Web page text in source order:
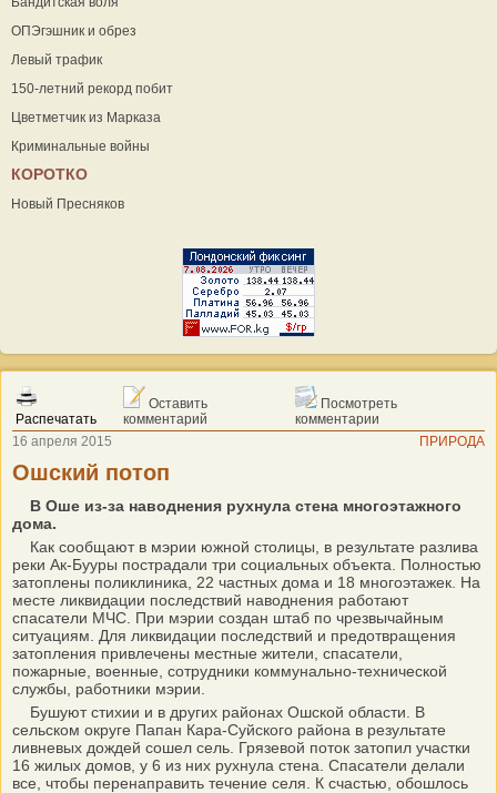
ОПЭгэшник и обрез
Левый трафик
150-летний рекорд побит
Цветметчик из Марказа
Криминальные войны
КОРОТКО
Новый Пресняков
Распечатать
Оставить
комментарий
Посмотреть
комментарии
16 апреля 2015
ПРИРОДА
Ошский потоп
В Оше из-за наводнения рухнула стена многоэтажного
дома.
Как сообщают в мэрии южной столицы, в результате разлива
реки Ак-Бууры пострадали три социальных объекта. Полностью
затоплены поликлиника, 22 частных дома и 18 многоэтажек. На
месте ликвидации последствий наводнения работают
спасатели МЧС. При мэрии создан штаб по чрезвычайным
ситуациям. Для ликвидации последствий и предотвращения
затопления привлечены местные жители, спасатели,
пожарные, военные, сотрудники коммунально-технической
службы, работники мэрии.
Бушуют стихии и в других районах Ошской области. В
сельском округе Папан Кара-Суйского района в результате
ливневых дождей сошел сель. Грязевой поток затопил участки
16 жилых домов, у 6 из них рухнула стена. Спасатели делали
все, чтобы перенаправить течение селя. К счастью, обошлось